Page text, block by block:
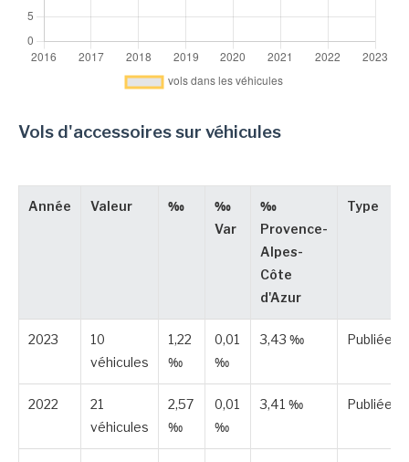
Vols d'accessoires sur véhicules
Année Valeur ‰
‰
Var
‰
Provence-
Alpes-
Côte
d'Azur
Type
2023
10
véhicules
1,22
‰
0,01
‰
3,43 ‰ Publiée
2022
21
véhicules
2,57
‰
0,01
‰
3,41 ‰ Publiée